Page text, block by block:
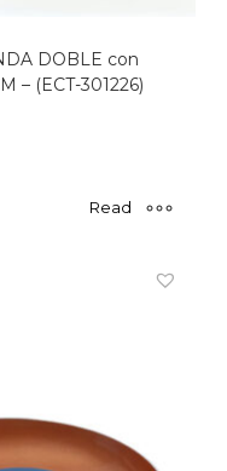
DOBLE con
– (ECT-301226)
Read